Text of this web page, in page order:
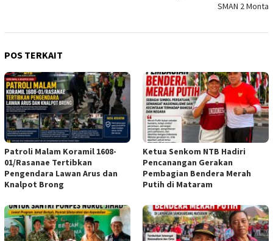
SMAN 2 Monta
POS TERKAIT
Patroli Malam Koramil 1608-
01/Rasanae Tertibkan
Pengendara Lawan Arus dan
Knalpot Brong
Ketua Senkom NTB Hadiri
Pencanangan Gerakan
Pembagian Bendera Merah
Putih di Mataram